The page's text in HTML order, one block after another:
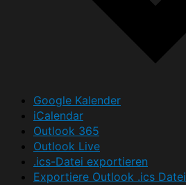
Google Kalender
iCalendar
Outlook 365
Outlook Live
.ics-Datei exportieren
Exportiere Outlook .ics Datei